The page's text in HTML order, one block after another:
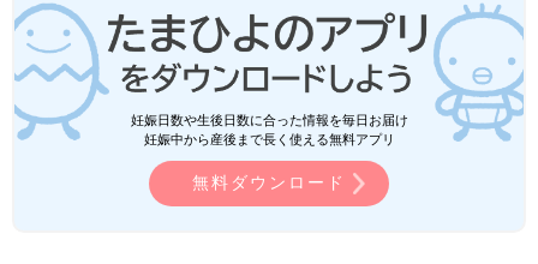
直巨さんは、小春さんの言葉を聞いて「短絡的に言ってごめん
ね」と謝ったそうです。
念願だった両親との対面が実現
妊娠日数や生後日数に合った情報を毎日お届け
妊娠中から産後まで長く使える無料アプリ
無料ダウンロード